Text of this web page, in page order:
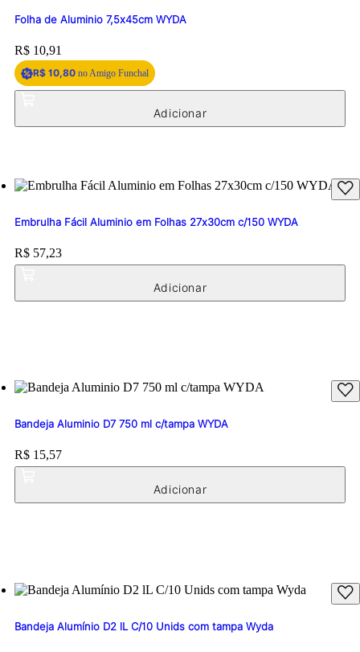
Folha de Aluminio 7,5x45cm WYDA
Price:
R$ 10,91
R$ 10,80 no Amigo Funchal
Embrulha Fácil Aluminio em Folhas 27x30cm c/150 WYDA
Price:
R$ 57,23
Bandeja Aluminio D7 750 ml c/tampa WYDA
Price:
R$ 15,57
Bandeja Alumínio D2 lL C/10 Unids com tampa Wyda